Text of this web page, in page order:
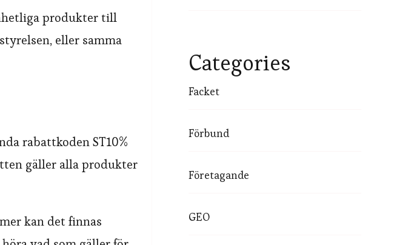
produkter till
eller samma
rabattkoden ST10%
gäller alla produkter
kan det finnas
Categories
Facket
Förbund
Företagande
GEO